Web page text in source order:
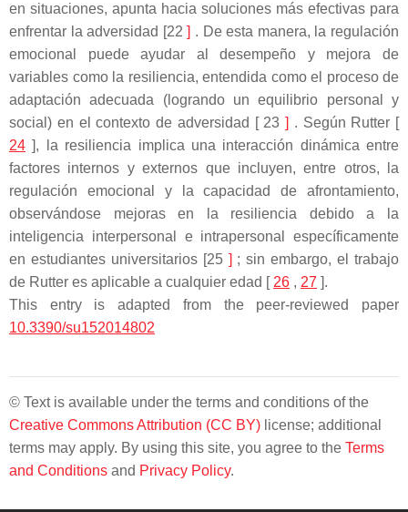
en situaciones, apunta hacia soluciones más efectivas para
enfrentar la adversidad [22] . De esta manera, la regulación
emocional puede ayudar al desempeño y mejora de
variables como la resiliencia, entendida como el proceso de
adaptación adecuada (logrando un equilibrio personal y
social) en el contexto de adversidad [ 23 ] . Según Rutter [
24 ], la resiliencia implica una interacción dinámica entre
factores internos y externos que incluyen, entre otros, la
regulación emocional y la capacidad de afrontamiento,
observándose mejoras en la resiliencia debido a la
inteligencia interpersonal e intrapersonal específicamente
en estudiantes universitarios [25 ] ; sin embargo, el trabajo
de Rutter es aplicable a cualquier edad [ 26 , 27 ].
This entry is adapted from the peer-reviewed paper
10.3390/su152014802
© Text is available under the terms and conditions of the
Creative Commons Attribution (CC BY) license; additional
terms may apply. By using this site, you agree to the Terms
and Conditions and Privacy Policy.